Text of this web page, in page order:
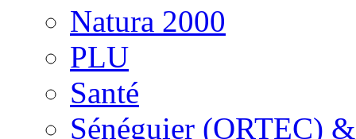
Natura 2000
PLU
Santé
Sénéguier (ORTEC)